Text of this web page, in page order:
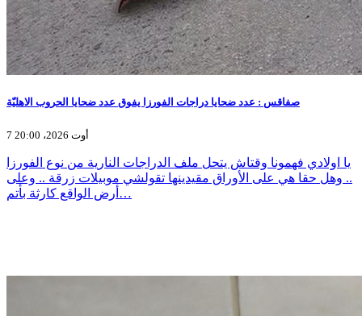
صفاقس : عدد ضحايا دراجات الفورزا يفوق عدد ضحايا الحروب الاهليّة
7 أوت 2026، 20:00
يا اولادي فهمونا وقتاش يتحل ملف الدراجات النارية من نوع الفورزا
.. وهل حقا هي على الأوراق مقيدينها تقولشي موبيلات زرقة .. وعلى
أرض الواقع كارثة بأتم…